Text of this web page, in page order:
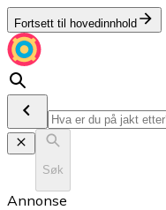
Fortsett til hovedinnhold
Søk
Annonse